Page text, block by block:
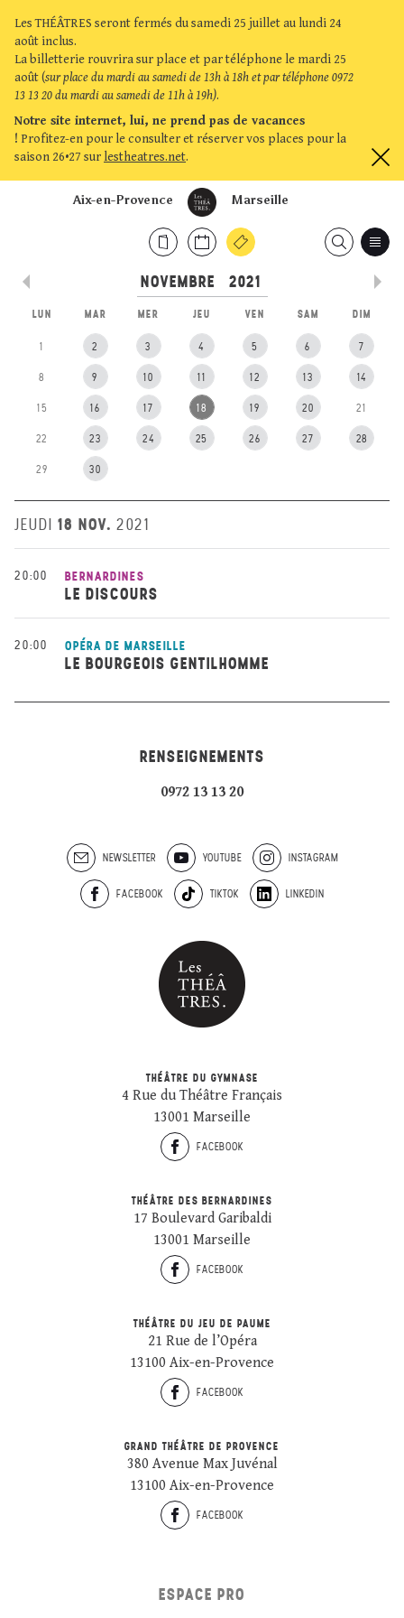
Les THÉÂTRES seront fermés du samedi 25 juillet au lundi 24
août inclus.
La billetterie rouvrira sur place et par téléphone le mardi 25
août (sur place du mardi au samedi de 13h à 18h et par téléphone 0972
13 13 20 du mardi au samedi de 11h à 19h).
Notre site internet, lui, ne prend pas de vacances
! Profitez-en pour le consulter et réserver vos places pour la
saison 26•27 sur lestheatres.net.
Marseille
Aix-en-Provence
LUN MAR MER JEU VEN SAM DIM
1 2 3 4 5 6 7
8 9 10 11 12 13 14
15 16 17 18 19 20 21
22 23 24 25 26 27 28
29 30
JEUDI 18 NOV. 2021
20:00 BERNARDINES
LE DISCOURS
20:00 OPÉRA DE MARSEILLE
LE BOURGEOIS GENTILHOMME
RENSEIGNEMENTS
0972 13 13 20
NEWSLETTER YOUTUBE INSTAGRAM
FACEBOOK TIKTOK LINKEDIN
THÉÂTRE DU GYMNASE
4 Rue du Théâtre Français
13001 Marseille
FACEBOOK
THÉÂTRE DES BERNARDINES
17 Boulevard Garibaldi
13001 Marseille
FACEBOOK
THÉÂTRE DU JEU DE PAUME
21 Rue de l’Opéra
13100 Aix-en-Provence
FACEBOOK
GRAND THÉÂTRE DE PROVENCE
380 Avenue Max Juvénal
13100 Aix-en-Provence
FACEBOOK
ESPACE PRO